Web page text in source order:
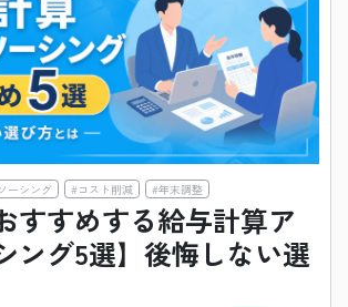
ーシング #コスト削減 #年末調整
すすめする給与計算ア
ング5選】後悔しない選